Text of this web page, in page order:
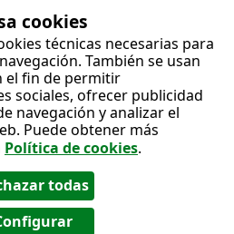
cookies
técnicas necesarias para
También se usan
el fin de permitir
sociales, ofrecer publicidad
navegación y analizar el
Puede obtener más
Política de cookies.